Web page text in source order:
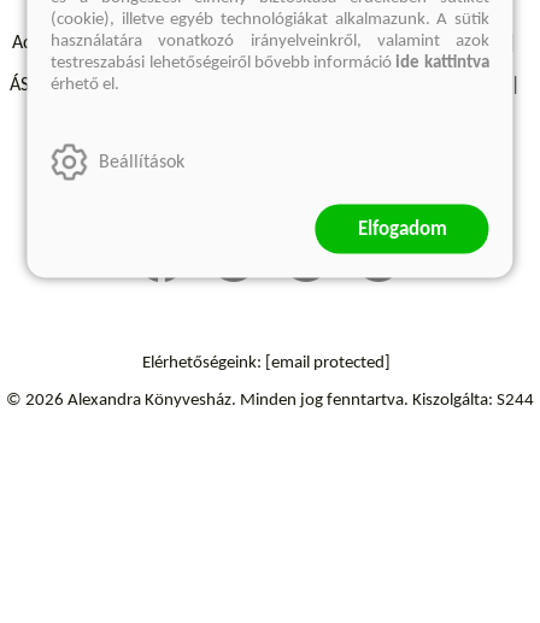
Adatvédelmi szabályzatok Elállási felmondási nyilatkozat
ÁSZF - Vásárlási feltételek
Szállítási információk
Elérhetőségeink: [email protected]
© 2026 Alexandra Könyvesház. Minden jog fenntartva. Kiszolgálta: S244
(cookie), illetve egyéb technológiákat alkalmazunk. A sütik
használatára vonatkozó irányelveinkről, valamint azok
testreszabási lehetőségeiről bővebb információide kattintva
érhető el.
Beállítások
Elfogadom